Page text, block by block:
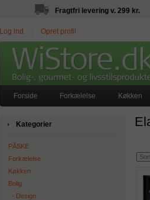
Fragtfri levering v. 299 kr.
Log ind Opret profil
Forside Forkælelse Køkken
Kategorier
PÅSKE
Forkælelse
Køkken
Bolig
‐ Design